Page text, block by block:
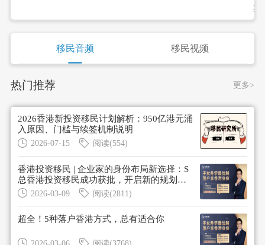
期
移民音频 移民视频
热门推荐 更多>
2026香港新投资移民计划解析：950亿港元涌
入原因、门槛与续签机制说明
2026-07-15 阅读(554)
香港投资移民 | 企业家的身份布局新选择：S
总香港投资移民成功获批，开启新的规划阶
段 2026-03-09 阅读(2811)
超全！5种落户香港方式，总有适合你